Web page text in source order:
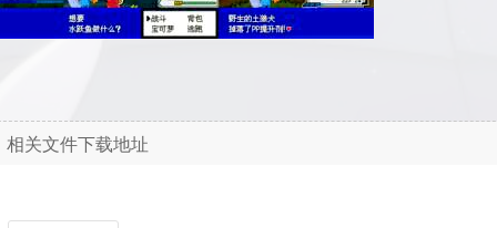
相关文件下载地址